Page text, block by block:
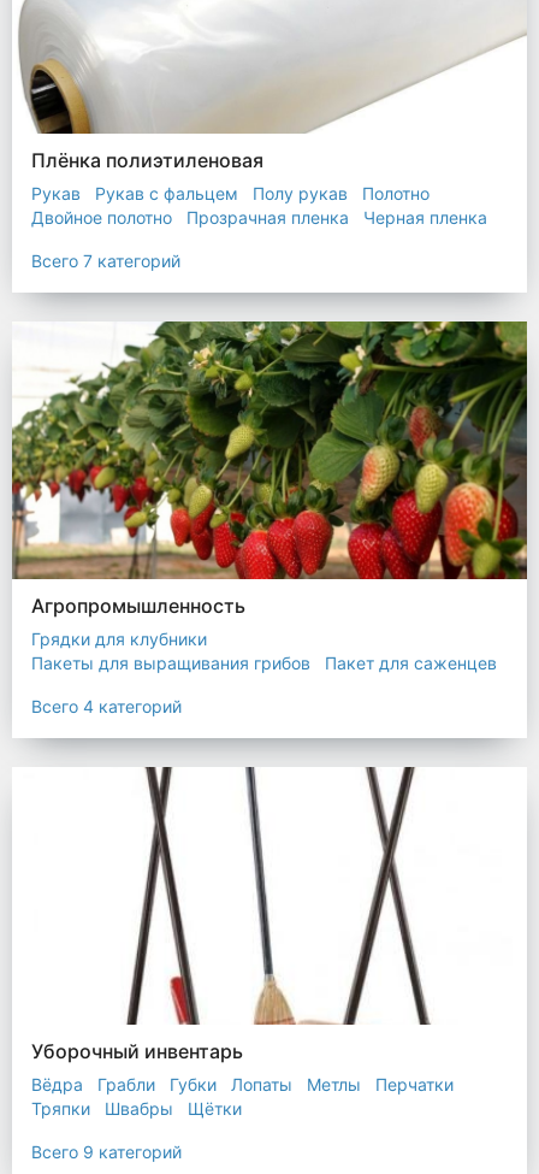
Плёнка полиэтиленовая
Рукав Рукав с фальцем Полу рукав
Полотно
Двойное полотно
Прозрачная пленка Черная пленка
Всего 7 категорий
Агропромышленность
Грядки для клубники
Пакеты для выращивания грибов
Пакет для саженцев
Всего 4 категорий
Уборочный инвентарь
Вёдра Грабли Губки Лопаты Метлы
Перчатки
Тряпки
Швабры Щётки
Всего 9 категорий